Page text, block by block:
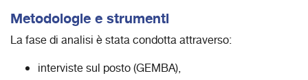
Metodologie e strumenti
La fase di analisi è stata condotta attraverso:
interviste sul posto (GEMBA),